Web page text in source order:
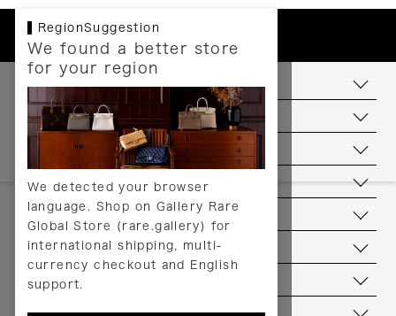
RegionSuggestion
We found a better store
for your region
We detected your browser
language. Shop on Gallery Rare
Global Store (rare.gallery) for
international shipping, multi-
currency checkout and English
support.
お支払いについて
配送について
送料について
返品について
ヘルプ
お問い合わせ